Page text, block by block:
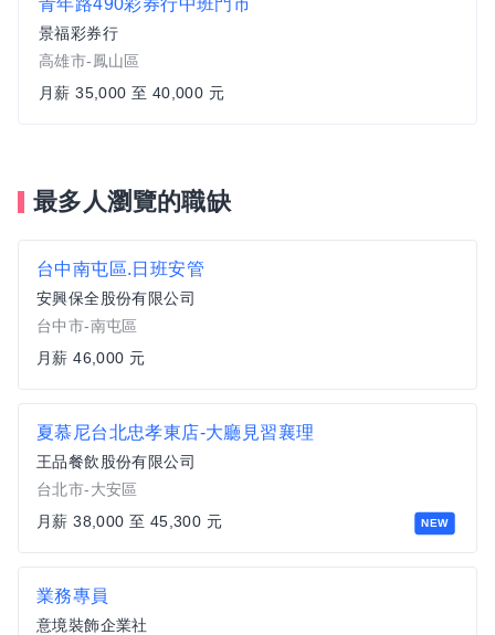
青年路490彩券行中班門市
景福彩券行
高雄市-鳳山區
月薪 35,000 至 40,000 元
最多人瀏覽的職缺
台中南屯區.日班安管
安興保全股份有限公司
台中市-南屯區
月薪 46,000 元
NEW
夏慕尼台北忠孝東店-大廳見習襄理
王品餐飲股份有限公司
台北市-大安區
月薪 38,000 至 45,300 元
業務專員
意境裝飾企業社